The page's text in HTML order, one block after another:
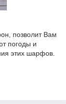
позволит Вам
погоды и
этих шарфов.